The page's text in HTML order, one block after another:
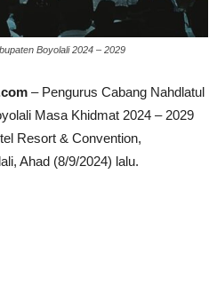
Boyolali 2024 – 2029
– Pengurus Cabang Nahdlatul
Masa Khidmat 2024 – 2029
Resort & Convention,
Ahad (8/9/2024) lalu.